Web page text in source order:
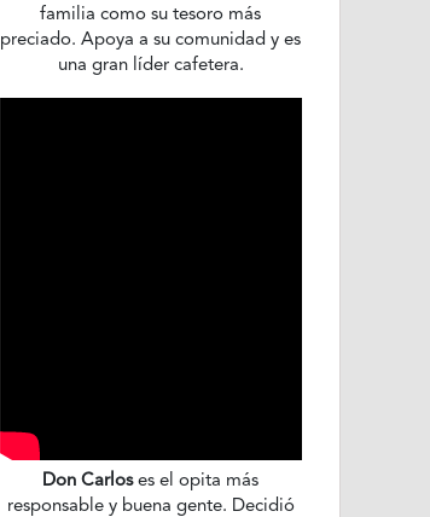
familia como su tesoro más
preciado. Apoya a su comunidad y es
una gran líder cafetera.
Don Carloses el opita más
responsable y buena gente. Decidió